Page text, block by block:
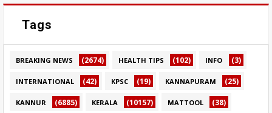
Tags
BREAKING NEWS (2674) HEALTH TIPS (102) INFO (3)
INTERNATIONAL (42) KPSC (19) KANNAPURAM (25)
KANNUR (6885) KERALA (10157) MATTOOL (38)